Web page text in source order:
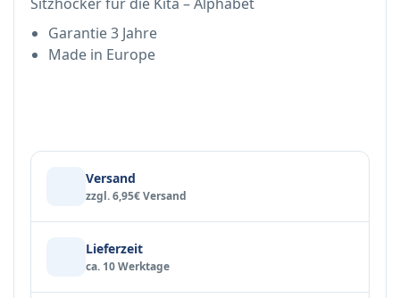
Garantie 3 Jahre
Made in Europe
Versand
zzgl. 6,95€ Versand
Lieferzeit
ca. 10 Werktage